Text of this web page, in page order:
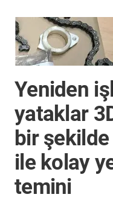
Yeniden
yataklar
bir
ile kolay
temini